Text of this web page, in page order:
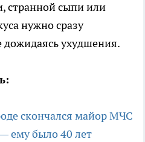
странной сыпи или
нужно сразу
дожидаясь ухудшения.
скончался майор МЧС
ему было 40 лет